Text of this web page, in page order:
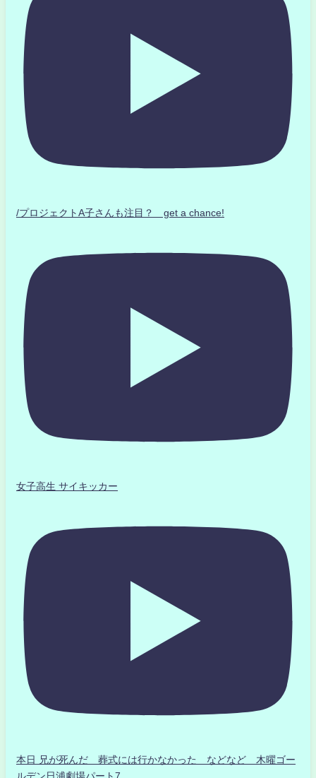
/プロジェクトA子さんも注目？ get a chance!
女子高生 サイキッカー
本日 兄が死んだ 葬式には行かなかった などなど 木曜ゴー